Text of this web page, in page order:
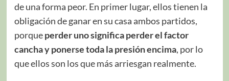
de una forma peor. En primer lugar, ellos tienen la
obligación de ganar en su casa ambos partidos,
porqueperder uno significa perder el factor
cancha y ponerse toda la presión encima, por lo
que ellos son los que más arriesgan realmente.